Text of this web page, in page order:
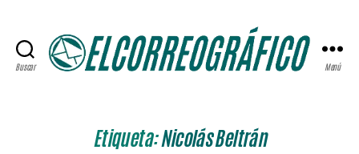
Buscar Menú
Etiqueta:Nicolás Beltrán